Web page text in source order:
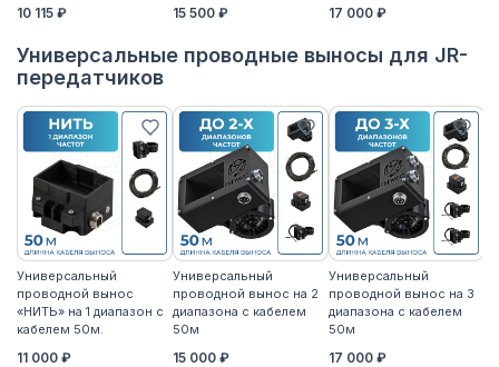
10 115 ₽ 15 500 ₽ 17 000 ₽
Универсальные проводные выносы для JR-
передатчиков
Универсальный
проводной вынос
«НИТЬ» на 1 диапазон с
кабелем 50м.
11 000 ₽
Универсальный
проводной вынос на 2
диапазона с кабелем
50м
15 000 ₽
Универсальный
проводной вынос на 3
диапазона с кабелем
50м
17 000 ₽